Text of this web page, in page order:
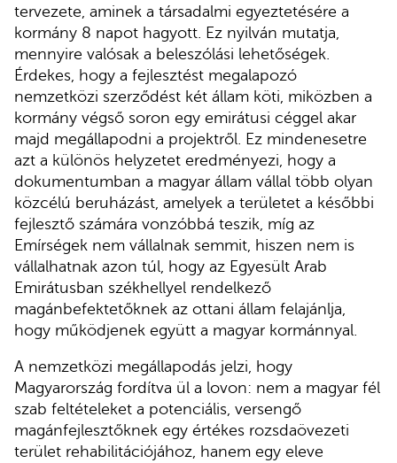
tervezete, aminek a társadalmi egyeztetésére a
kormány 8 napot hagyott. Ez nyilván mutatja,
mennyire valósak a beleszólási lehetőségek.
Érdekes, hogy a fejlesztést megalapozó
nemzetközi szerződést két állam köti, miközben a
kormány végső soron egy emirátusi céggel akar
majd megállapodni a projektről. Ez mindenesetre
azt a különös helyzetet eredményezi, hogy a
dokumentumban a magyar állam vállal több olyan
közcélú beruházást, amelyek a területet a későbbi
fejlesztő számára vonzóbbá teszik, míg az
Emírségek nem vállalnak semmit, hiszen nem is
vállalhatnak azon túl, hogy az Egyesült Arab
Emirátusban székhellyel rendelkező
magánbefektetőknek az ottani állam felajánlja,
hogy működjenek együtt a magyar kormánnyal.
A nemzetközi megállapodás jelzi, hogy
Magyarország fordítva ül a lovon: nem a magyar fél
szab feltételeket a potenciális, versengő
magánfejlesztőknek egy értékes rozsdaövezeti
terület rehabilitációjához, hanem egy eleve